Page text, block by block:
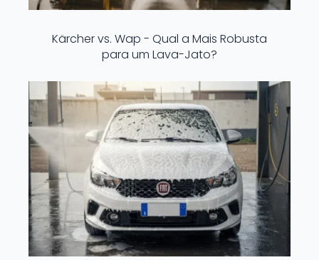
Kärcher vs. Wap - Qual a Mais Robusta
para um Lava-Jato?